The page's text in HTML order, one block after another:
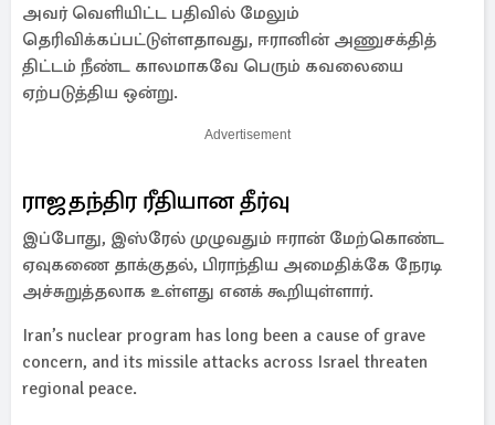
அவர் வெளியிட்ட பதிவில் மேலும்
தெரிவிக்கப்பட்டுள்ளதாவது, ஈரானின் அணுசக்தித்
திட்டம் நீண்ட காலமாகவே பெரும் கவலையை
ஏற்படுத்திய ஒன்று.
Advertisement
ராஜதந்திர ரீதியான தீர்வு
இப்போது, இஸ்ரேல் முழுவதும் ஈரான் மேற்கொண்ட
ஏவுகணை தாக்குதல், பிராந்திய அமைதிக்கே நேரடி
அச்சுறுத்தலாக உள்ளது எனக் கூறியுள்ளார்.
Iran’s nuclear program has long been a cause of grave
concern, and its missile attacks across Israel threaten
regional peace.